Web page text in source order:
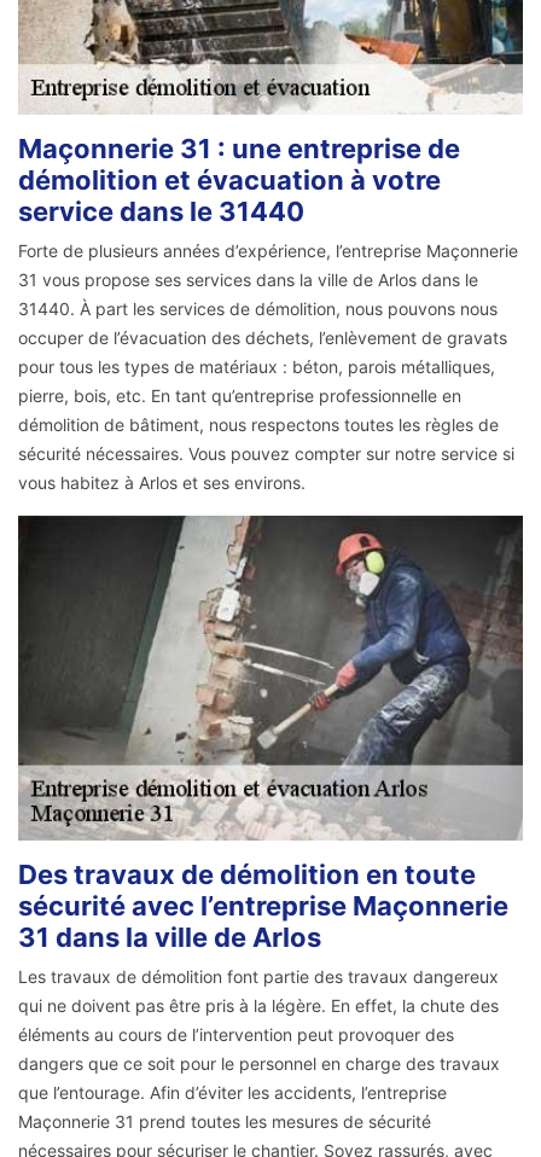
Maçonnerie 31 : une entreprise de
démolition et évacuation à votre
service dans le 31440
Forte de plusieurs années d’expérience, l’entreprise Maçonnerie
31 vous propose ses services dans la ville de Arlos dans le
31440. À part les services de démolition, nous pouvons nous
occuper de l’évacuation des déchets, l’enlèvement de gravats
pour tous les types de matériaux : béton, parois métalliques,
pierre, bois, etc. En tant qu’entreprise professionnelle en
démolition de bâtiment, nous respectons toutes les règles de
sécurité nécessaires. Vous pouvez compter sur notre service si
vous habitez à Arlos et ses environs.
Des travaux de démolition en toute
sécurité avec l’entreprise Maçonnerie
31 dans la ville de Arlos
Les travaux de démolition font partie des travaux dangereux
qui ne doivent pas être pris à la légère. En effet, la chute des
éléments au cours de l’intervention peut provoquer des
dangers que ce soit pour le personnel en charge des travaux
que l’entourage. Afin d’éviter les accidents, l’entreprise
Maçonnerie 31 prend toutes les mesures de sécurité
nécessaires pour sécuriser le chantier. Soyez rassurés, avec